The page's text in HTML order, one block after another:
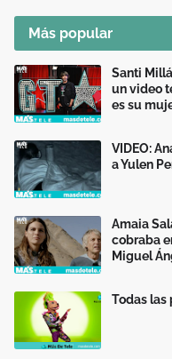
Más popular
Santi
un video
es su
VIDEO:
a Yulen
Amaia
cobraba
Miguel
Todas las